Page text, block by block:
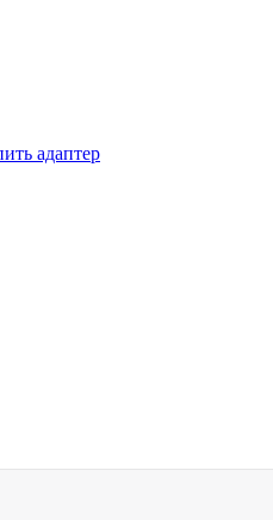
адаптер